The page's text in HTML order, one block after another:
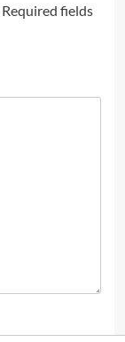
Required fields